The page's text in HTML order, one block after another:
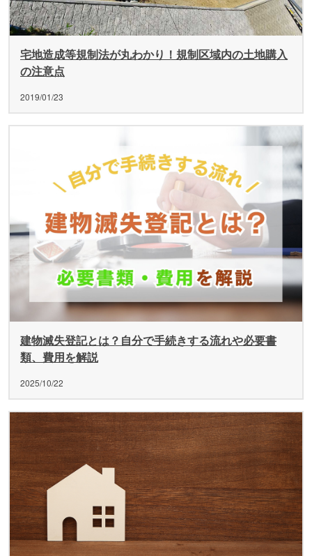
宅地造成等規制法が丸わかり！規制区域内の土地購入
の注意点
2019/01/23
建物滅失登記とは？自分で手続きする流れや必要書
類、費用を解説
2025/10/22